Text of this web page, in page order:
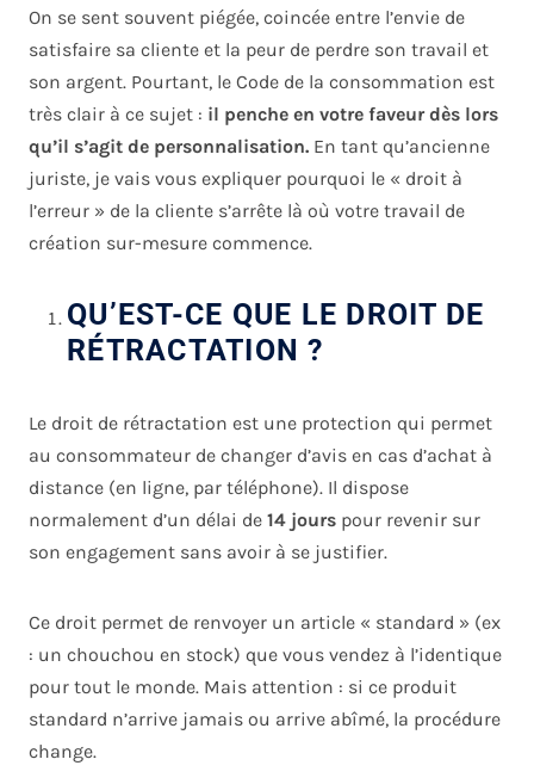
On se sent souvent piégée, coincée entre l’envie de
satisfaire sa cliente et la peur de perdre son travail et
son argent. Pourtant, le Code de la consommation est
très clair à ce sujet : il penche en votre faveur dès lors
qu’il s’agit de personnalisation. En tant qu’ancienne
juriste, je vais vous expliquer pourquoi le « droit à
l’erreur » de la cliente s’arrête là où votre travail de
création sur-mesure commence.
QU’EST-CE QUE LE DROIT DE
RÉTRACTATION ?
Le droit de rétractation est une protection qui permet
au consommateur de changer d’avis en cas d’achat à
distance (en ligne, par téléphone). Il dispose
normalement d’un délai de 14 jours pour revenir sur
son engagement sans avoir à se justifier.
Ce droit permet de renvoyer un article « standard » (ex
: un chouchou en stock) que vous vendez à l’identique
pour tout le monde. Mais attention : si ce produit
standard n’arrive jamais ou arrive abîmé, la procédure
change.